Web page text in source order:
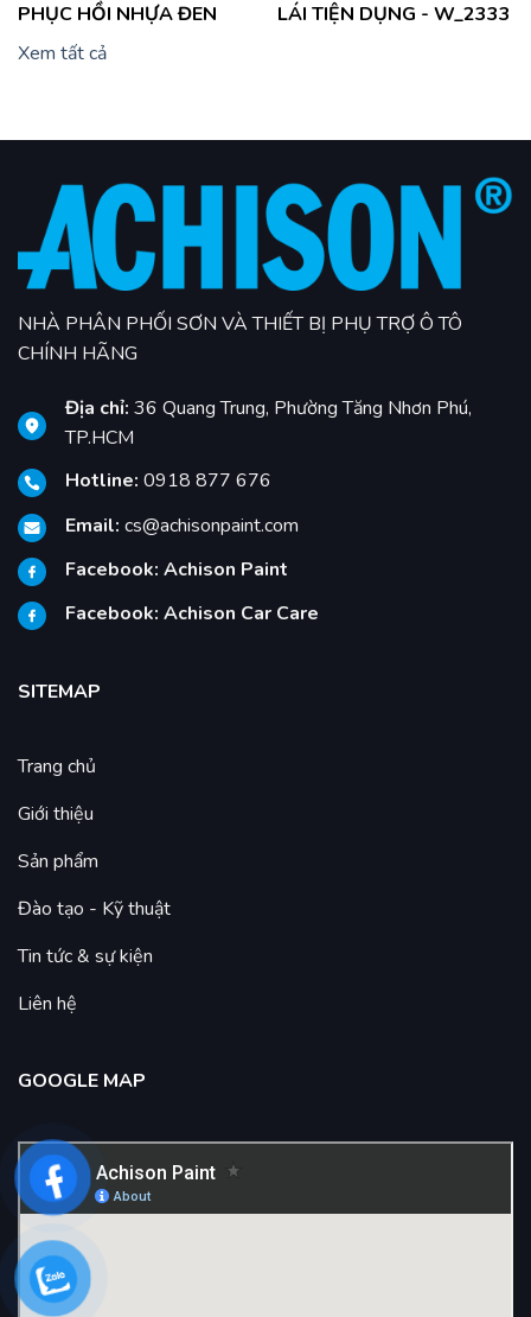
PHỤC HỒI NHỰA ĐEN
LÁI TIỆN DỤNG - W_2333
Xem tất cả
NHÀ PHÂN PHỐI SƠN VÀ THIẾT BỊ PHỤ TRỢ Ô TÔ
CHÍNH HÃNG
Địa chỉ: 36 Quang Trung, Phường Tăng Nhơn Phú,
TP.HCM
Hotline: 0918 877 676
Email: cs@achisonpaint.com
Facebook: Achison Paint
Facebook: Achison Car Care
SITEMAP
Trang chủ
Giới thiệu
Sản phẩm
Đào tạo - Kỹ thuật
Tin tức & sự kiện
Liên hệ
GOOGLE MAP